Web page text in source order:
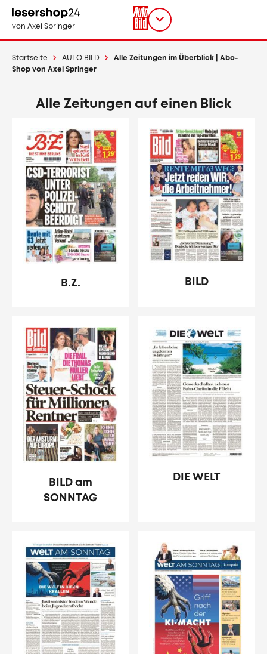
zum
Inhalt
von Axel Springer
Titel
Startseite AUTO BILD
Alle Zeitungen im Überblick | Abo-
Shop von Axel Springer
Alle Zeitungen auf einen Blick
B.Z. BILD
BILD am
SONNTAG
DIE WELT